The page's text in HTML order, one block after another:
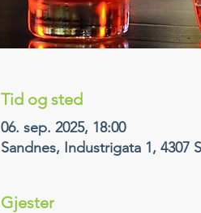
Tid og sted
06. sep. 2025, 18:00
Sandnes, Industrigata 1, 4307
Gjester